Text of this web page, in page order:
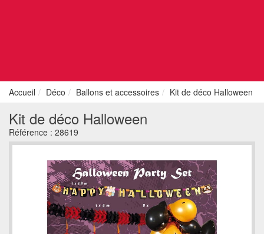
Accueil Déco Ballons et accessoires Kit de déco Halloween
Kit de déco Halloween
Référence : 28619